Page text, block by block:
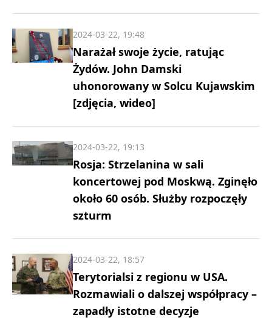
Narażał swoje życie, ratując
Żydów. John Damski
uhonorowany w Solcu Kujawskim
[zdjęcia, wideo]
2024-03-22, 19:48
Rosja: Strzelanina w sali
koncertowej pod Moskwą. Zginęło
około 60 osób. Służby rozpoczęły
szturm
2024-03-22, 19:13
Terytorialsi z regionu w USA.
Rozmawiali o dalszej współpracy –
zapadły istotne decyzje
2024-03-22, 18:57